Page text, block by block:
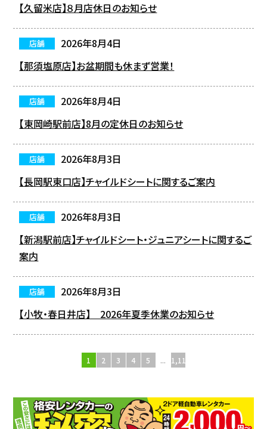
【久留米店】８月店休日のお知らせ
2026年8月4日
店舗
【那須塩原店】お盆期間も休まず営業！
2026年8月4日
店舗
【東岡崎駅前店】8月の定休日のお知らせ
2026年8月3日
店舗
【長岡駅東口店】チャイルドシートに関するご案内
2026年8月3日
店舗
【新潟駅前店】チャイルドシート・ジュニアシートに関するご
案内
2026年8月3日
店舗
【小牧・春日井店】 2026年夏季休業のお知らせ
1 2 3 4 5 ... 1,110